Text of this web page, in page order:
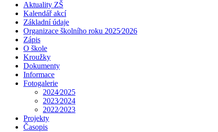
Aktuality ZŠ
Kalendář akcí
Základní údaje
Organizace školního roku 2025⁄2026
Zápis
O škole
Kroužky
Dokumenty
Informace
Fotogalerie
2024⁄2025
2023⁄2024
2022⁄2023
Projekty
Časopis